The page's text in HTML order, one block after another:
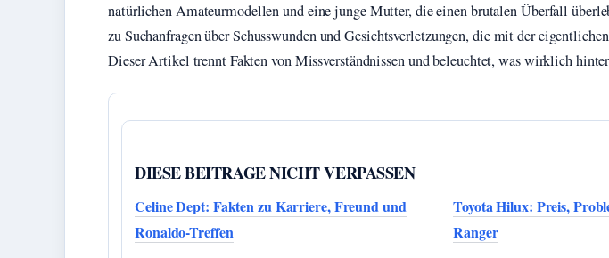
natürlichen Amateurmodellen und eine junge Mutter, die einen brutalen Überfall
zu Suchanfragen über Schusswunden und Gesichtsverletzungen, die mit der
Dieser Artikel trennt Fakten von Missverständnissen und beleuchtet, was wirklich
DIESE BEITRAGE NICHT VERPASSEN
Celine Dept: Fakten zu Karriere, Freund und
Ronaldo-Treffen
Toyota Hilux: Preis,
Ranger